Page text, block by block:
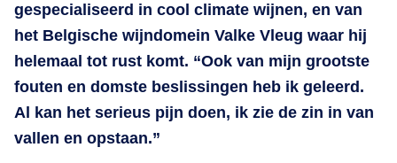
gespecialiseerd in cool climate wijnen, en van
het Belgische wijndomein Valke Vleug waar hij
helemaal tot rust komt. “Ook van mijn grootste
fouten en domste beslissingen heb ik geleerd.
Al kan het serieus pijn doen, ik zie de zin in van
vallen en opstaan.”